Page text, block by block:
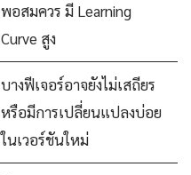
พอสมควร มี Learning
Curve สูง
บางฟีเจอร์อาจยังไม่เสถียร
หรือมีการเปลี่ยนแปลงบ่อย
ในเวอร์ชันใหม่